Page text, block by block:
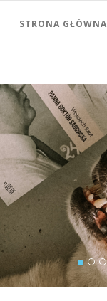
STRONA GŁÓWNA